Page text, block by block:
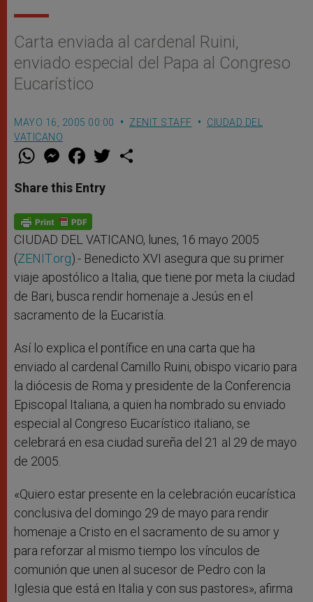
Carta enviada al cardenal Ruini,
enviado especial del Papa al Congreso
Eucarístico
MAYO 16, 2005 00:00 ZENIT STAFF
CIUDAD DEL
VATICANO
W
t
s
p
p
M
e
s
e
g
e
r
F
a
e
b
o
k
w
Share this Entry
CIUDAD DEL VATICANO, lunes, 16 mayo 2005
(ZENIT.org).- Benedicto XVI asegura que su primer
viaje apostólico a Italia, que tiene por meta la ciudad
de Bari, busca rendir homenaje a Jesús en el
sacramento de la Eucaristía.
Así lo explica el pontífice en una carta que ha
enviado al cardenal Camillo Ruini, obispo vicario para
la diócesis de Roma y presidente de la Conferencia
Episcopal Italiana, a quien ha nombrado su enviado
especial al Congreso Eucarístico italiano, se
celebrará en esa ciudad sureña del 21 al 29 de mayo
de 2005.
«Quiero estar presente en la celebración eucarística
conclusiva del domingo 29 de mayo para rendir
homenaje a Cristo en el sacramento de su amor y
para reforzar al mismo tiempo los vínculos de
comunión que unen al sucesor de Pedro con la
Iglesia que está en Italia y con sus pastores», afirma